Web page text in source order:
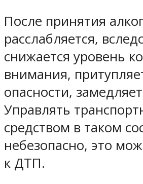
После принятия
расслабляется,
снижается уровень
внимания,
опасности,
Управлять
средством в таком
небезопасно, это
к ДТП.